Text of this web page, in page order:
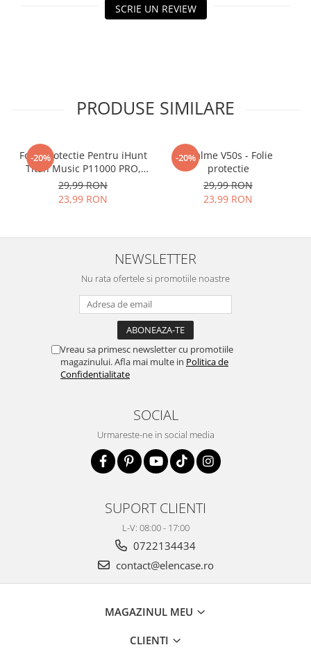
SCRIE UN REVIEW
PRODUSE SIMILARE
-20%
Folie Protectie Pentru iHunt
Titan Music P11000 PRO,
VDOO
29,99 RON
23,99 RON
-20%
Realme V50s - Folie
protectie
29,99 RON
23,99 RON
NEWSLETTER
Nu rata ofertele si promotiile noastre
Vreau sa primesc newsletter cu promotiile
magazinului. Afla mai multe in Politica de
Confidentialitate
SOCIAL
Urmareste-ne in social media
SUPORT CLIENTI
L-V: 08:00 - 17:00
0722134434
contact@elencase.ro
MAGAZINUL MEU
CLIENTI